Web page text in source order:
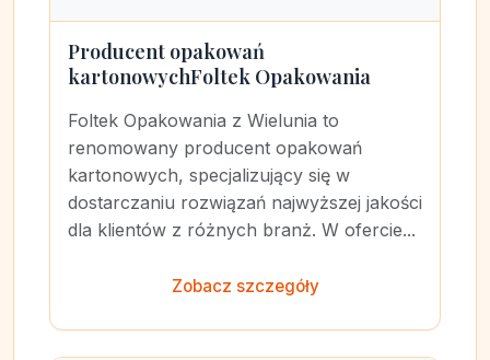
Producent opakowań
kartonowychFoltek Opakowania
Foltek Opakowania z Wielunia to
renomowany producent opakowań
kartonowych, specjalizujący się w
dostarczaniu rozwiązań najwyższej jakości
dla klientów z różnych branż. W ofercie...
Zobacz szczegóły